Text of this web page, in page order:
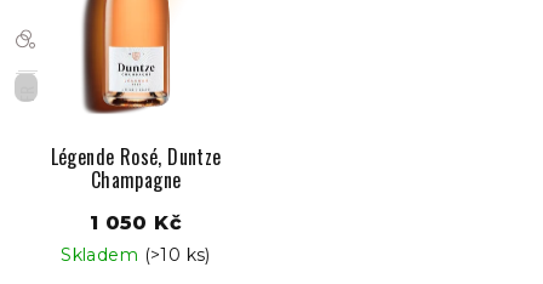
p
r
o
FR
Légende Rosé, Duntze
Champagne
1 050 Kč
Skladem (>10 ks)